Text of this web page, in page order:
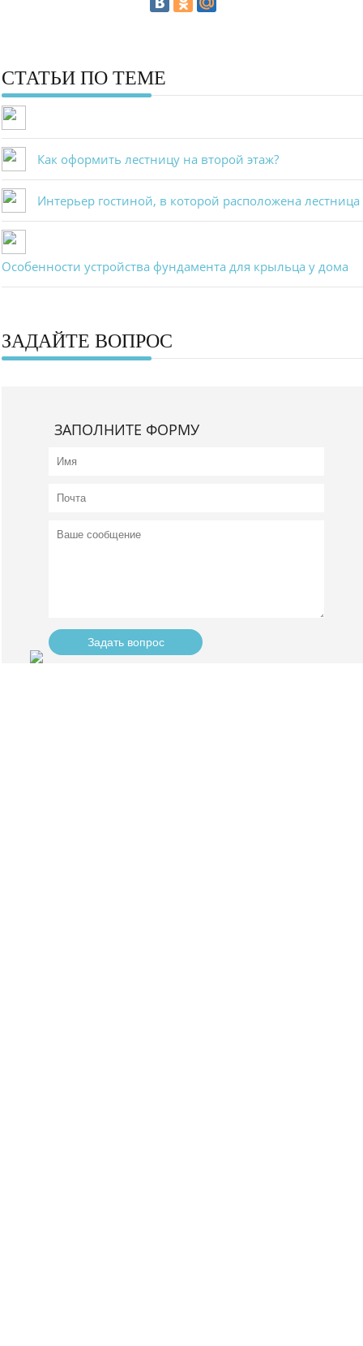
СТАТЬИ ПО ТЕМЕ
Как оформить лестницу на второй этаж?
Интерьер гостиной, в которой расположена лестница
Особенности устройства фундамента для крыльца у дома
ЗАДАЙТЕ ВОПРОС
ЗАПОЛНИТЕ ФОРМУ